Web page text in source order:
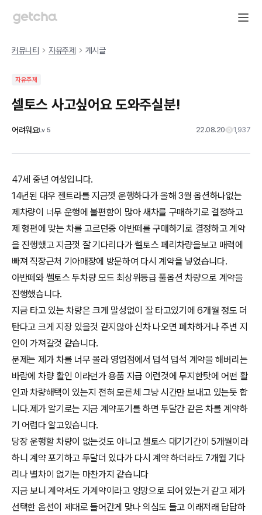
커뮤니티 자유주제 게시글
자유주제
셀토스 사고싶어요 도와주실분!
어려워요Lv 5 22.08.20 1,937
47세 중년 여성입니다.
14년된 대우 젠트라를 지금껏 운행하다가 올해 3월 옵션하나없는
제차량이 너무 운행에 불편함이 많아 새차를 구매하기로 결정하고
제 형편에 맞는 차를 고르던중 아반떼를 구매하기로 결정하고 계약
을 진행했고 지금껏 잘 기다리다가 쎌토스 페리차량을보고 매력에
빠져 직장근처 기아매장에 방문하여 다시 계약을 넣었습니다.
아반떼와 쎌토스 두차량 모드 최상위등급 풀옵션 차량으로 계약을
진행했습니다.
지금 타고 있는 차량은 크게 말성없이 잘 타고있기에 6개월 정도 더
탄다고 크게 지장 있을것 같지않아 신차 나오면 폐차하거나 주변 지
인이 가져갈것 같습니다.
문제는 제가 차를 너무 몰라 영업점에서 덥석 덥석 계약을 해버리는
바람에 차량 활인 이라던가 용품 지급 이런것에 무지한탓에 어떤 활
인과 차량해택이 있는지 전혀 모른체 그냥 시간만 보내고 있는듯 합
니다.제가 알기로는 지금 계약포기를 하면 두달간 같은 차를 계약하
기 어렵다 알고있습니다.
당장 운행할 차량이 없는것도 아니고 셀토스 대기기간이 5개월이라
하니 계약 포기하고 두달더 있다가 다시 계약 하더라도 7개월 기다
리나 별차이 없기는 마찬가지 같습니다
지금 보니 계약서도 가계약이라고 엉망으로 되어 있는거 같고 제가
선택한 옵션이 제대로 들어간게 맞나 의심도 들고 이래저래 답답하